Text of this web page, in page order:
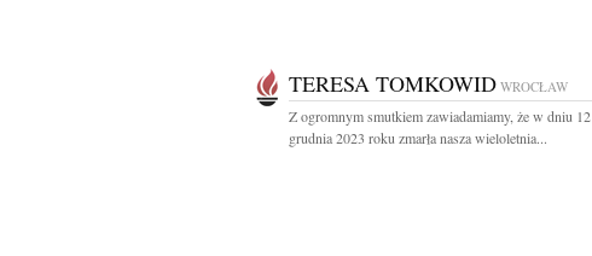
TERESA TOMKOWID WROCŁAW
Z ogromnym smutkiem zawiadamiamy, że w dniu 12
grudnia 2023 roku zmarła nasza wieloletnia...